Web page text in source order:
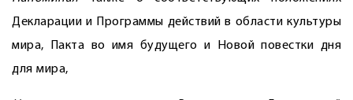
Декларации и Программы действий в области культуры
мира, Пакта во имя будущего и Новой повестки дня
для мира,